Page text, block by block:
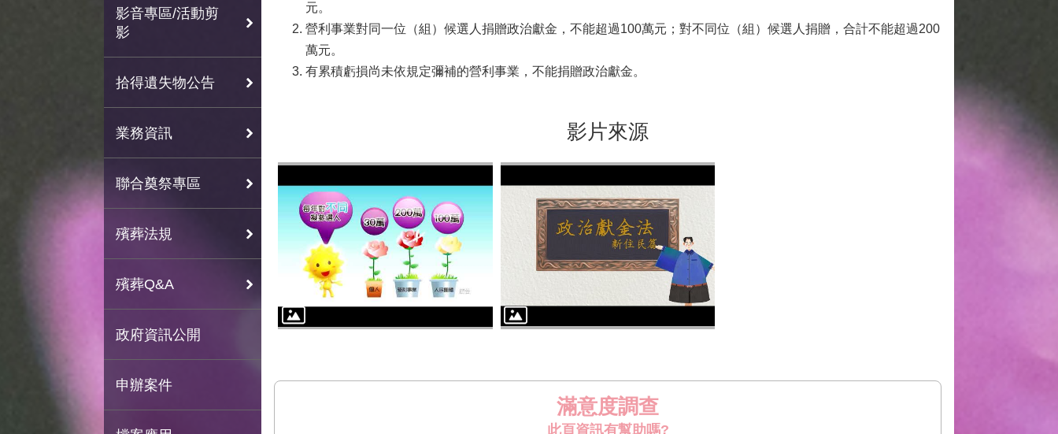
影音專區/活動剪
影
拾得遺失物公告
業務資訊
聯合奠祭專區
殯葬法規
殯葬Q&A
政府資訊公開
申辦案件
元。
營利事業對同一位（組）候選人捐贈政治獻金，不能超過100萬元；對不同位（組）候選人捐贈，合計不能超過200
萬元。
有累積虧損尚未依規定彌補的營利事業，不能捐贈政治獻金。
影片來源
滿意度調查
此頁資訊有幫助嗎?